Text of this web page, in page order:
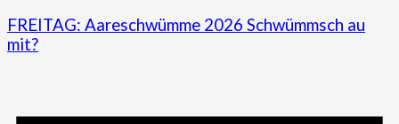
FREITAG: Aareschwümme 2026 Schwümmsch au
mit?